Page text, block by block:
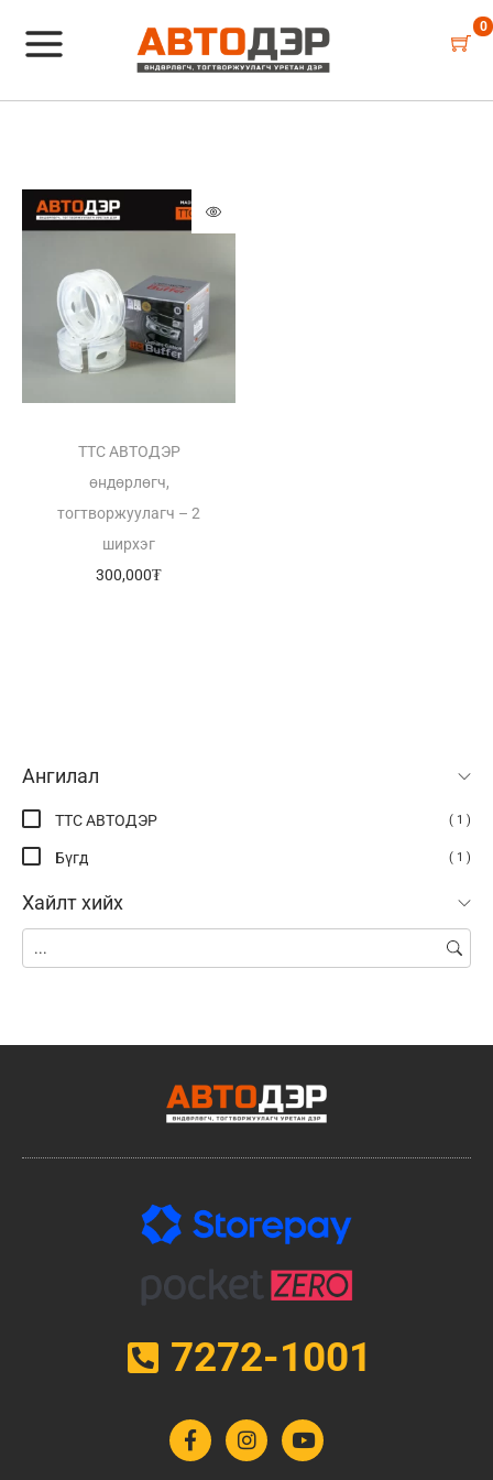
0
TTC АВТОДЭР
өндөрлөгч,
тогтворжуулагч – 2
ширхэг
300,000₮
Ангилал
TTC АВТОДЭР ( 1 )
Бүгд ( 1 )
Хайлт хийх
7272-1001